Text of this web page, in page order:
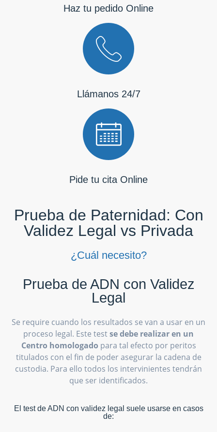
Haz tu pedido Online
Llámanos 24/7
Pide tu cita Online
Prueba de Paternidad: Con
Validez Legal vs Privada
¿Cuál necesito?
Prueba de ADN con Validez
Legal
Se require cuando los resultados se van a usar en un
proceso legal. Este testse debe realizar en un
Centro homologado para tal efecto por peritos
titulados con el fin de poder asegurar la cadena de
custodia. Para ello todos los intervinientes tendrán
que ser identificados.
El test de ADN con validez legal suele usarse en casos
de: